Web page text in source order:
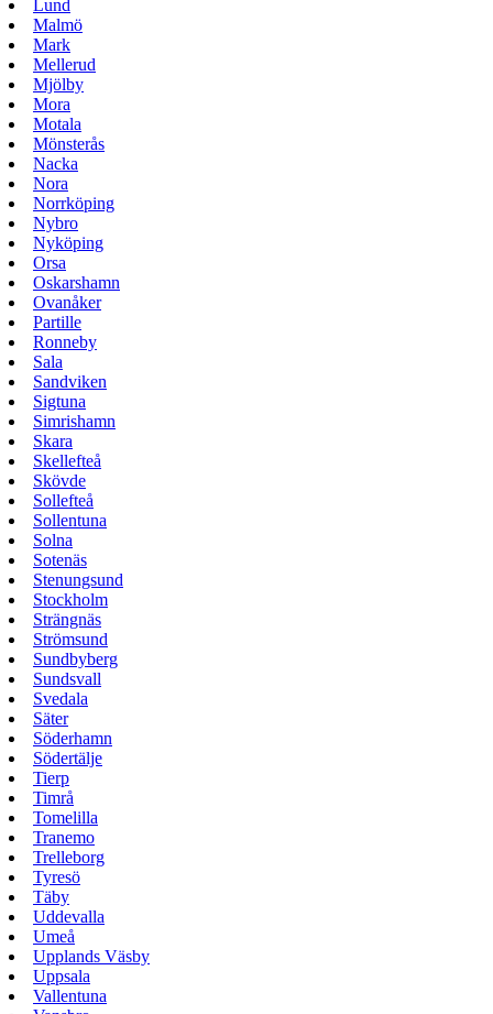
Lund
Malmö
Mark
Mellerud
Mjölby
Mora
Motala
Mönsterås
Nacka
Nora
Norrköping
Nybro
Nyköping
Orsa
Oskarshamn
Ovanåker
Partille
Ronneby
Sala
Sandviken
Sigtuna
Simrishamn
Skara
Skellefteå
Skövde
Sollefteå
Sollentuna
Solna
Sotenäs
Stenungsund
Stockholm
Strängnäs
Strömsund
Sundbyberg
Sundsvall
Svedala
Säter
Söderhamn
Södertälje
Tierp
Timrå
Tomelilla
Tranemo
Trelleborg
Tyresö
Täby
Uddevalla
Umeå
Upplands Väsby
Uppsala
Vallentuna